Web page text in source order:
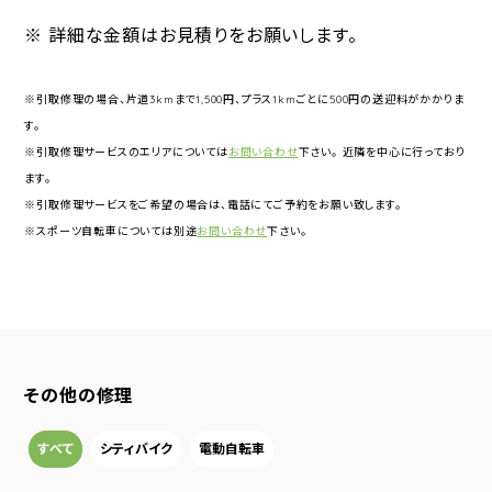
※ 詳細な金額はお見積りをお願いします。
※引取修理の場合、片道3kmまで1,500円、プラス1kmごとに500円の送迎料がかかりま
す。
※引取修理サービスのエリアについてはお問い合わせ下さい。 近隣を中心に行っており
ます。
※引取修理サービスをご希望の場合は、電話にてご予約をお願い致します。
※スポーツ自転車については別途お問い合わせ下さい。
その他の修理
すべて シティバイク 電動自転車